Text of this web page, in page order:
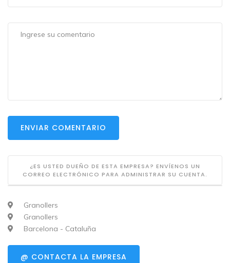
ENVIAR COMENTARIO
¿ES USTED DUEÑO DE ESTA EMPRESA? ENVÍENOS UN
CORREO ELECTRÓNICO PARA ADMINISTRAR SU CUENTA.
Granollers
Granollers
Barcelona - Cataluña
@ CONTACTA LA EMPRESA